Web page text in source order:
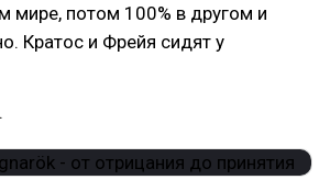
мире, потом 100% в другом и
Кратос и Фрейя сидят у